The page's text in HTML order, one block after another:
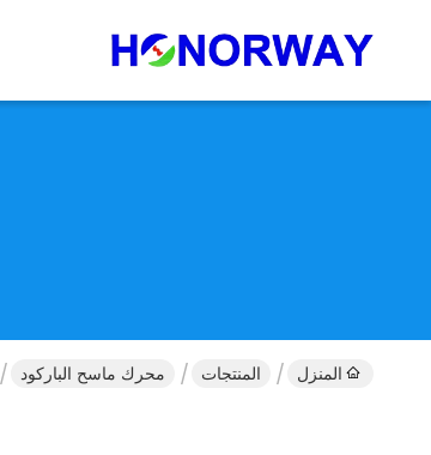
المنزل المنتجات محرك ماسح الباركود